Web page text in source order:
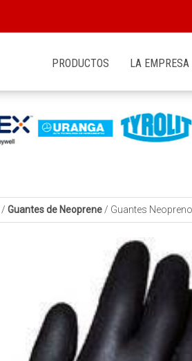
PRODUCTOS LA EMPRESA
/ Guantes de Neoprene / Guantes